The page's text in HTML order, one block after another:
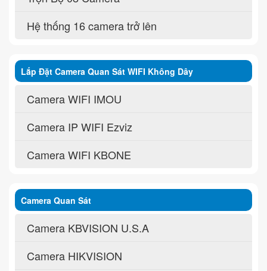
Hệ thống 16 camera trở lên
Lắp Đặt Camera Quan Sát WIFI Không Dây
Camera WIFI IMOU
Camera IP WIFI Ezviz
Camera WIFI KBONE
Camera Quan Sát
Camera KBVISION U.S.A
Camera HIKVISION